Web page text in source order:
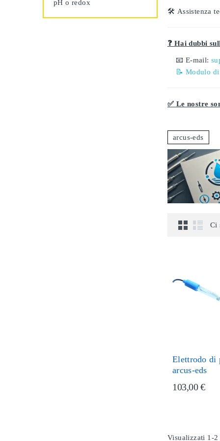
pH o redox
🛠️ Assistenza
❓ Hai dubbi
📧 E-mail:
📝 Modulo
✅ Le nostre
arcus-eds
Ci
Elettrodo di
arcus-eds
103,00 €
Visualizzati 1-